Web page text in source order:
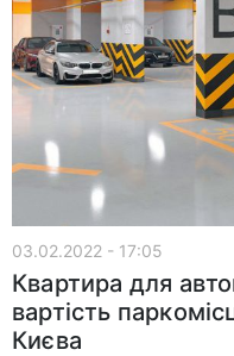
03.02.2022 - 17:05
Квартира для
вартість
Києва